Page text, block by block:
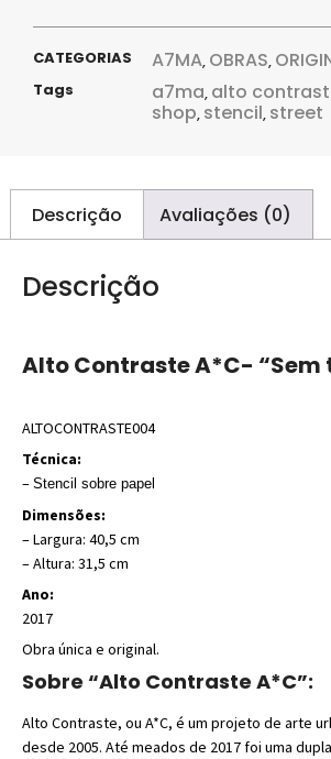
CATEGORIAS A7MA, OBRAS,
Tags a7ma, alto
shop, stencil, street
Descrição Avaliações (0)
Descrição
Alto Contraste A*C- “Sem
ALTOCONTRASTE004
Técnica:
– Stencil sobre papel
Dimensões:
– Largura: 40,5 cm
– Altura: 31,5 cm
Ano:
2017
Obra única e original.
Sobre “Alto Contraste A*C”:
Alto Contraste, ou A*C, é um projeto de arte
desde 2005. Até meados de 2017 foi uma